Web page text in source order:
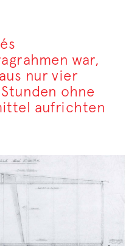
war,
nur vier
ohne
aufrichten